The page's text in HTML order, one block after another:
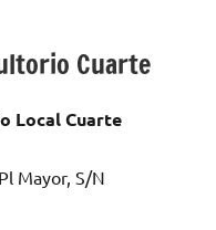
Cuarte
Local Cuarte
Pl Mayor, S/N